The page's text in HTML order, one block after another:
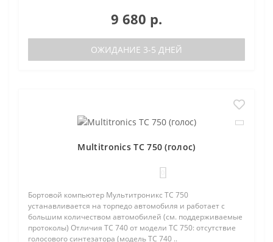
9 680 р.
ОЖИДАНИЕ 3-5 ДНЕЙ
Multitronics TC 750 (голос)
Бортовой компьютер Мультитроникс TC 750
устанавливается на торпедо автомобиля и работает с
большим количеством автомобилей (см. поддерживаемые
протоколы) Отличия TC 740 от модели TC 750: отсутствие
голосового синтезатора (модель TC 740 ..